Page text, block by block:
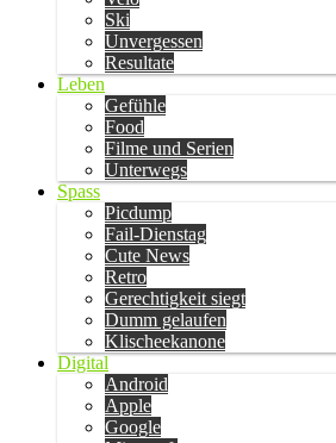
Ski
Unvergessen
Resultate
Leben
Gefühle
Food
Filme und Serien
Unterwegs
Spass
Picdump
Fail-Dienstag
Cute News
Retro
Gerechtigkeit siegt
Dumm gelaufen
Klischeekanone
Digital
Android
Apple
Google